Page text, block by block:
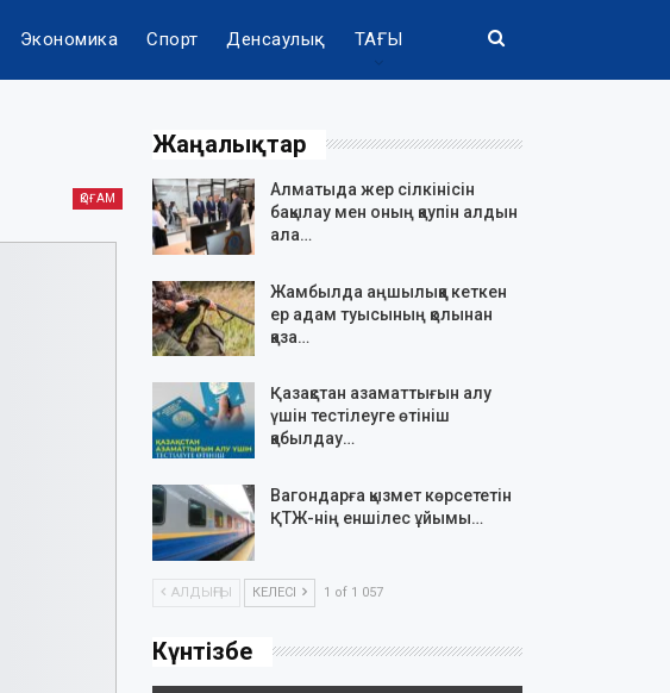
Экономика Спорт Денсаулық ТАҒЫ
ҚОҒАМ
Жаңалықтар
Алматыда жер сілкінісін
бақылау мен оның қаупін алдын
ала…
Жамбылда аңшылыққа кеткен
ер адам туысының қолынан
қаза…
Қазақстан азаматтығын алу
үшін тестілеуге өтініш
қабылдау…
Вагондарға қызмет көрсететін
ҚТЖ-нің еншілес ұйымы…
АЛДЫҢҒЫ КЕЛЕСІ 1 of 1 057
Күнтізбе